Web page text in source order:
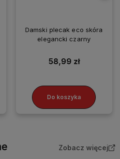
Damski plecak eco skóra
elegancki czarny
58,99 zł
Do koszyka
Zobacz więcej